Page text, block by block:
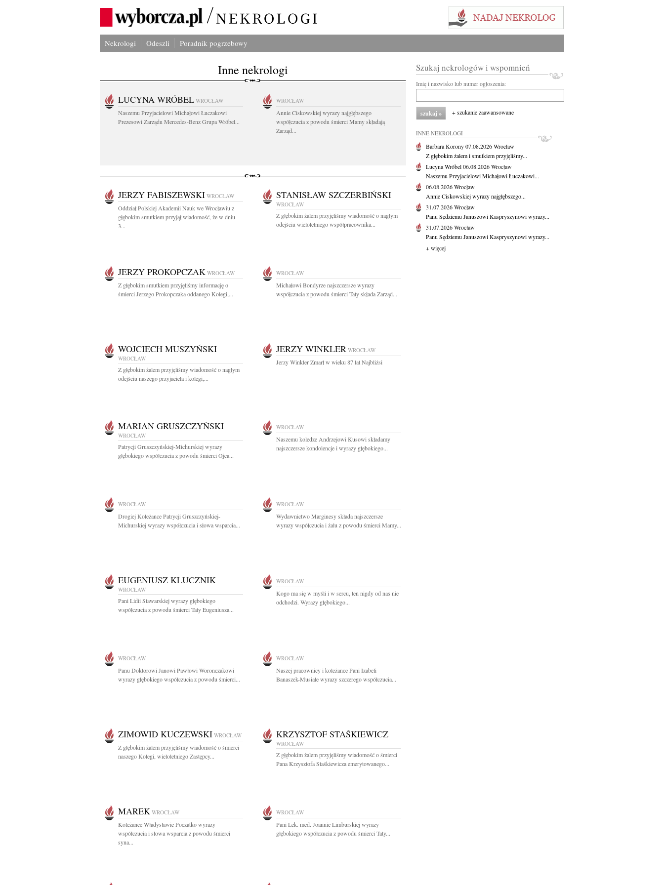
Nekrologi Odeszli Poradnik pogrzebowy
Inne nekrologi
LUCYNA WRÓBEL WROCŁAW
Naszemu Przyjacielowi Michałowi Łuczakowi
Prezesowi Zarządu Mercedes-Benz Grupa Wróbel...
WROCŁAW
Annie Ciskowskiej wyrazy najgłębszego
współczucia z powodu śmierci Mamy składają
Zarząd...
JERZY FABISZEWSKI WROCŁAW
Oddział Polskiej Akademii Nauk we Wrocławiu z
głębokim smutkiem przyjął wiadomość, że w dniu
3...
STANISŁAW SZCZERBIŃSKI
WROCŁAW
Z głębokim żalem przyjęliśmy wiadomość o nagłym
odejściu wieloletniego współpracownika...
JERZY PROKOPCZAK WROCŁAW
Z głębokim smutkiem przyjęliśmy informację o
śmierci Jerzego Prokopczaka oddanego Kolegi,...
WROCŁAW
Michałowi Bondyrze najszczersze wyrazy
współczucia z powodu śmierci Taty składa Zarząd...
WOJCIECH MUSZYŃSKI
WROCŁAW
Z głębokim żalem przyjęliśmy wiadomość o nagłym
odejściu naszego przyjaciela i kolegi,...
JERZY WINKLER WROCŁAW
Jerzy Winkler Zmarł w wieku 87 lat Najbliżsi
MARIAN GRUSZCZYŃSKI
WROCŁAW
Patrycji Gruszczyńskiej-Michurskiej wyrazy
głębokiego współczucia z powodu śmierci Ojca...
WROCŁAW
Naszemu koledze Andrzejowi Kusowi składamy
najszczersze kondolencje i wyrazy głębokiego...
WROCŁAW
Drogiej Koleżance Patrycji Gruszczyńskiej-
Michurskiej wyrazy współczucia i słowa wsparcia...
WROCŁAW
Wydawnictwo Marginesy składa najszczersze
wyrazy współczucia i żalu z powodu śmierci Mamy...
EUGENIUSZ KLUCZNIK
WROCŁAW
Pani Lidii Stawarskiej wyrazy głębokiego
współczucia z powodu śmierci Taty Eugeniusza...
WROCŁAW
Kogo ma się w myśli i w sercu, ten nigdy od nas nie
odchodzi. Wyrazy głębokiego...
WROCŁAW
Panu Doktorowi Janowi Pawłowi Woronczakowi
wyrazy głębokiego współczucia z powodu śmierci...
WROCŁAW
Naszej pracownicy i koleżance Pani Izabeli
Banaszek-Musiale wyrazy szczerego współczucia...
ZIMOWID KUCZEWSKI WROCŁAW
Z głębokim żalem przyjęliśmy wiadomość o śmierci
naszego Kolegi, wieloletniego Zastępcy...
KRZYSZTOF STAŚKIEWICZ
WROCŁAW
Z głębokim żalem przyjęliśmy wiadomość o śmierci
Pana Krzysztofa Staśkiewicza emerytowanego...
MAREK WROCŁAW
Koleżance Władysławie Poczatko wyrazy
współczucia i słowa wsparcia z powodu śmierci
syna...
WROCŁAW
Pani Lek. med. Joannie Limburskiej wyrazy
głębokiego współczucia z powodu śmierci Taty...
Szukaj nekrologów i wspomnień
Imię i nazwisko lub numer ogłoszenia:
+ szukanie zaawansowane
INNE NEKROLOGI
Barbara Korony07.08.2026Wrocław
Z głębokim żalem i smutkiem przyjęliśmy...
Lucyna Wróbel06.08.2026Wrocław
Naszemu Przyjacielowi Michałowi Łuczakowi...
06.08.2026Wrocław
Annie Ciskowskiej wyrazy najgłębszego...
31.07.2026Wrocław
Panu Sędziemu Januszowi Kaspryszynowi wyrazy...
31.07.2026Wrocław
Panu Sędziemu Januszowi Kaspryszynowi wyrazy...
+ więcej